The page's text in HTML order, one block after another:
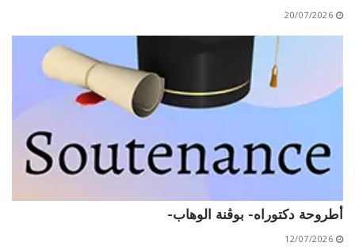
20/07/2026
أطروحة دكتوراه- بوڨنة الوهاب-
12/07/2026